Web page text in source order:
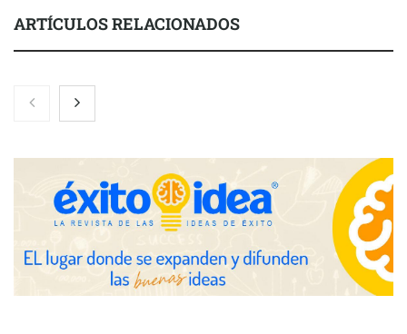
ARTÍCULOS RELACIONADOS
COMPALISS de LYSOTRIC: cuando un solo producto multiplica
las posibilidades del salón profesional
Fundación Mapfre y CISE lanzan el concurso ‘Talento Sénior’
para impulsar ideas innovadoras creadas por y para mayores
de 50 años